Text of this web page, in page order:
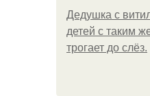
Дедушка с
детей с таким
трогает до слёз.